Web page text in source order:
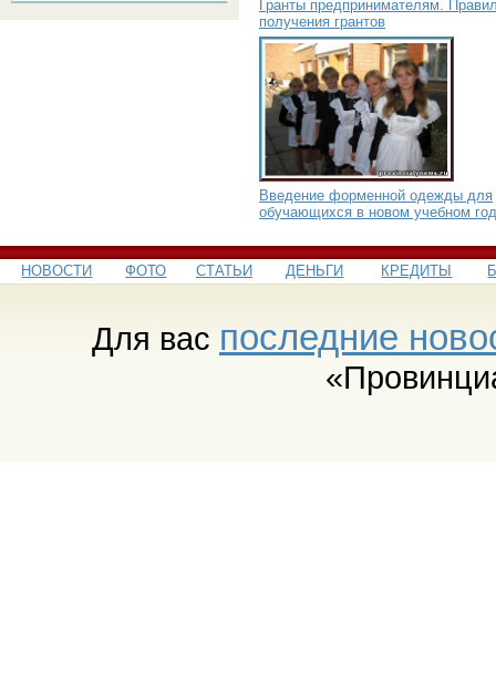
Гранты предпринимателям.
получения грантов
Введение форменной одежды для
обучающихся в новом учебном
НОВОСТИ ФОТО СТАТЬИ ДЕНЬГИ КРЕДИТЫ
Для вас последние